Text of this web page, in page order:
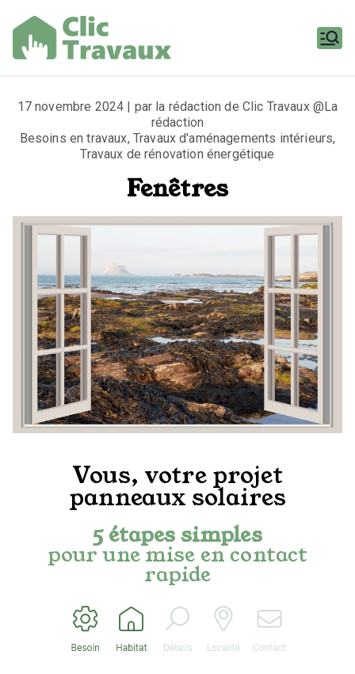
contenu
Travaux
17 novembre 2024 | par la rédaction de Clic Travaux @La
rédaction
Besoins en travaux, Travaux d'aménagements intérieurs,
Travaux de rénovation énergétique
Fenêtres
Vous, votre projet
panneaux solaires
5 étapes simples
pour une mise en contact
rapide